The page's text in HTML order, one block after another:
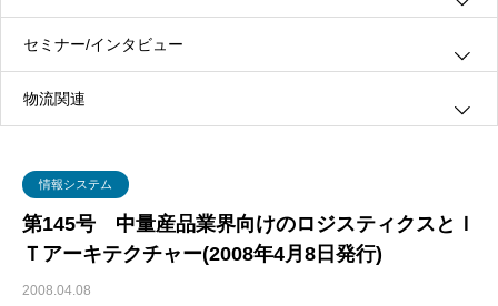
情報システム
第145号 中量産品業界向けのロジスティクスとＩ
Ｔアーキテクチャー(2008年4月8日発行)
2008.04.08
３ＰＬ
ロジスティクス
情報システム
生産管理
セミナー/インタビュー
インタビュー
物流関連
物流品質